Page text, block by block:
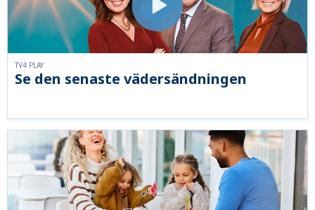
Se den senaste vädersändningen
TV4 PLAY